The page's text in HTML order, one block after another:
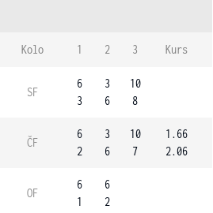
Kolo 1 2 3 Kurs
SF
6
3
3
6
10
8
ČF
6
2
3
6
10
7
1.66
2.06
OF
6
1
6
2